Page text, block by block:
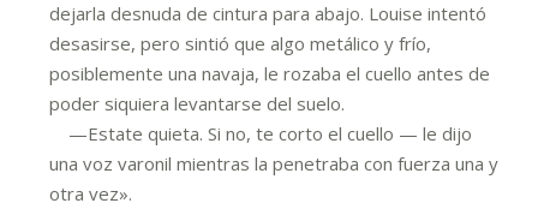
dejarla desnuda de cintura para abajo. Louise intentó
desasirse, pero sintió que algo metálico y frío,
posiblemente una navaja, le rozaba el cuello antes de
poder siquiera levantarse del suelo.
—Estate quieta. Si no, te corto el cuello — le dijo
una voz varonil mientras la penetraba con fuerza una y
otra vez».